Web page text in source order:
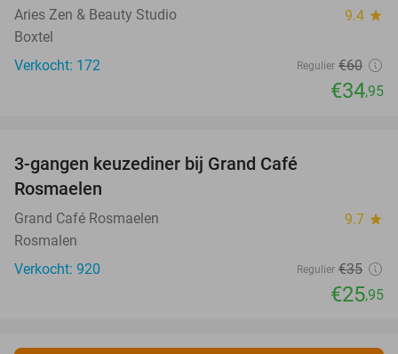
Aries Zen & Beauty Studio 9.4 star
Boxtel
Verkocht: 172
Regulier €60
€34,95
3-gangen keuzediner bij Grand Café
Rosmaelen
Grand Café Rosmaelen 9.7 star
Rosmalen
Verkocht: 920
Regulier €35
€25,95